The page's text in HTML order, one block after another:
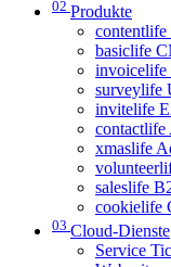
02 Produkte
contentlife
basiclife
invoicelife
surveylife
invitelife
contactlife
xmaslife
saleslife
cookielife
03 Cloud-Dienste
Service